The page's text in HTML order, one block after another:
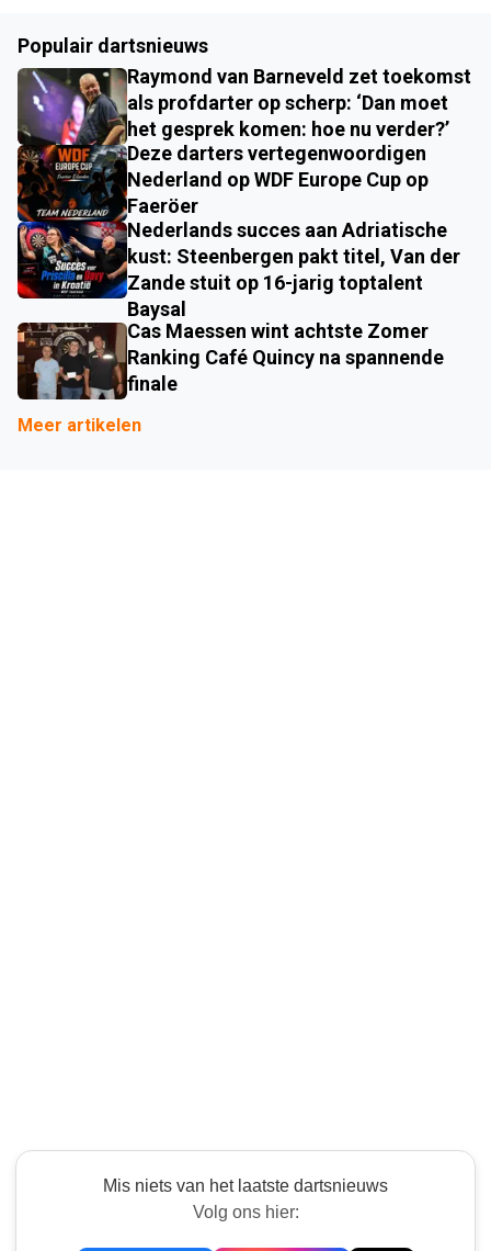
Populair dartsnieuws
Raymond van Barneveld zet toekomst
als profdarter op scherp: ‘Dan moet
het gesprek komen: hoe nu verder?’
Deze darters vertegenwoordigen
Nederland op WDF Europe Cup op
Faeröer
Nederlands succes aan Adriatische
kust: Steenbergen pakt titel, Van der
Zande stuit op 16-jarig toptalent
Baysal
Cas Maessen wint achtste Zomer
Ranking Café Quincy na spannende
finale
Meer artikelen
Mis niets van het laatste dartsnieuws
Volg ons hier: